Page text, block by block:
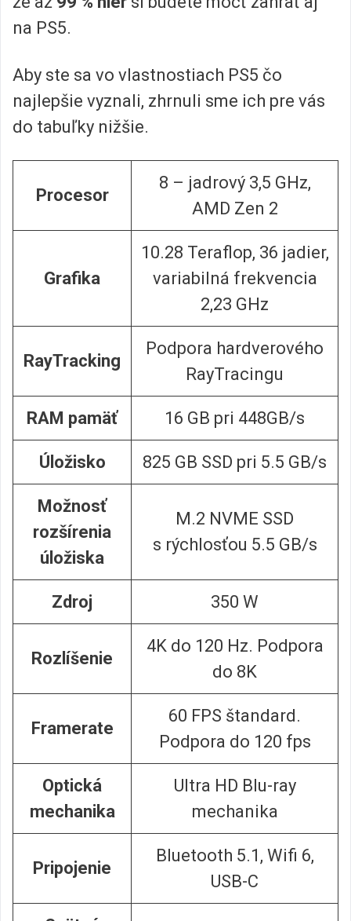
na PS5.
Aby ste sa vo vlastnostiach PS5 čo
najlepšie vyznali, zhrnuli sme ich pre vás
do tabuľky nižšie.
Procesor
8 – jadrový 3,5 GHz,
AMD Zen 2
Grafika
10.28 Teraflop, 36 jadier,
variabilná frekvencia
2,23 GHz
RayTracking
Podpora hardverového
RayTracingu
RAM pamäť 16 GB pri 448GB/s
Úložisko 825 GB SSD pri 5.5 GB/s
Možnosť
rozšírenia
úložiska
M.2 NVME SSD
s rýchlosťou 5.5 GB/s
Zdroj 350 W
Rozlíšenie
4K do 120 Hz. Podpora
do 8K
Framerate
60 FPS štandard.
Podpora do 120 fps
Optická
mechanika
Ultra HD Blu-ray
mechanika
Pripojenie
Bluetooth 5.1, Wifi 6,
USB-C